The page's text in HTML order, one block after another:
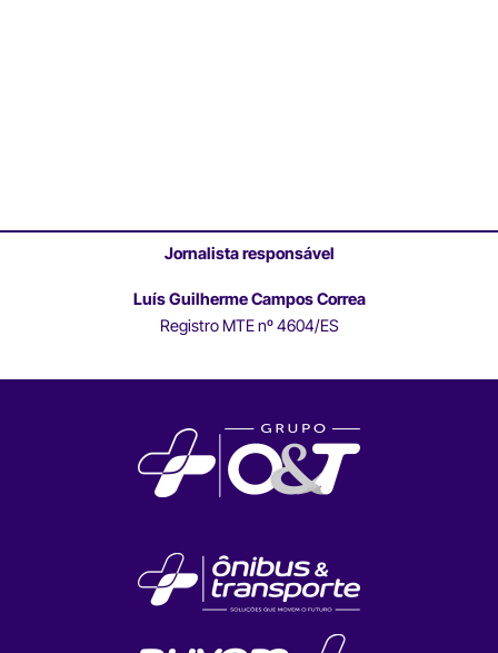
Jornalista responsável
Luís Guilherme Campos Correa
Registro MTE nº 4604/ES